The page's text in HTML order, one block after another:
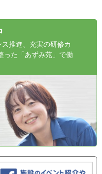
推進、充実の研修カ
った「あずみ苑」で働